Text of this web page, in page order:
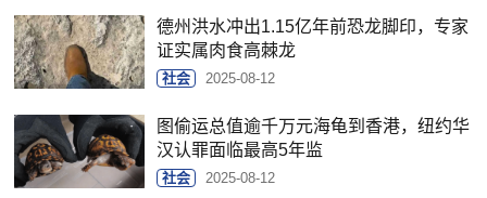
德州洪水冲出1.15亿年前恐龙脚印，专家
证实属肉食高棘龙
社会 2025-08-12
图偷运总值逾千万元海龟到香港，纽约华
汉认罪面临最高5年监
社会 2025-08-12